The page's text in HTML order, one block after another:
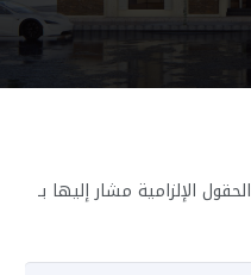
الحقول الإلزامية مشار إليها بـ